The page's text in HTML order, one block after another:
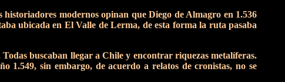
modernos opinan que Diego de Almagro en 1.536
ubicada en El Valle de Lerma, de esta forma la ruta pasaba
buscaban llegar a Chile y encontrar riquezas metalíferas.
sin embargo, de acuerdo a relatos de cronistas, no se